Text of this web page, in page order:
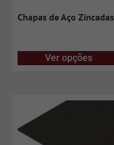
Chapas de Aço Zincadas
Ver opções